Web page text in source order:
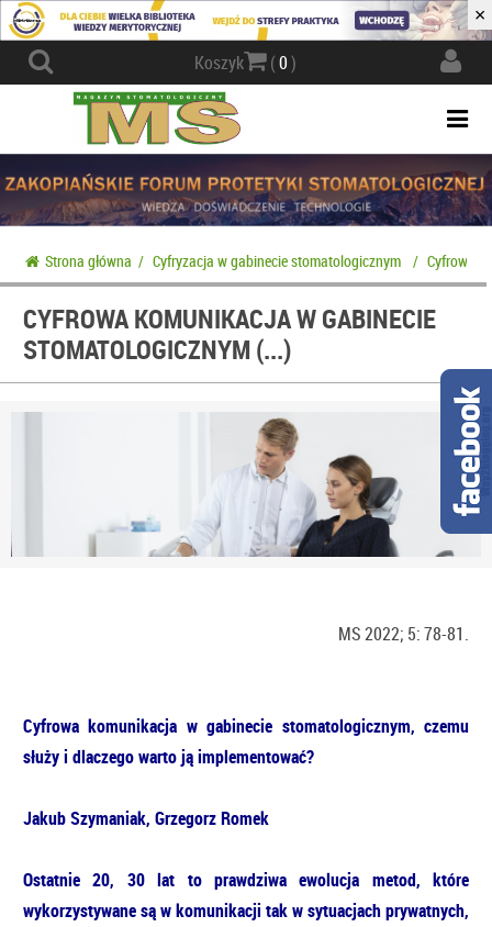
×
Koszyk (0)
Strona główna / Cyfryzacja w gabinecie stomatologicznym / Cyfrowa
CYFROWA KOMUNIKACJA W GABINECIE
STOMATOLOGICZNYM (...)
MS 2022; 5: 78-81.
Cyfrowa komunikacja w gabinecie stomatologicznym, czemu
służy i dlaczego warto ją implementować?
Jakub Szymaniak, Grzegorz Romek
Ostatnie 20, 30 lat to prawdziwa ewolucja metod, które
wykorzystywane są w komunikacji tak w sytuacjach prywatnych,